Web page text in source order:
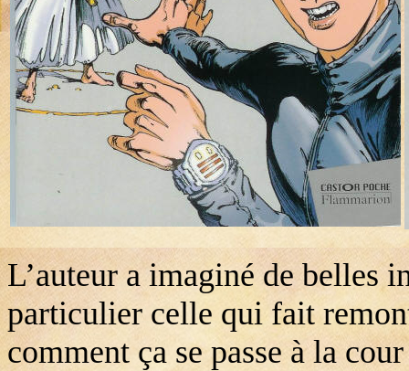
L’auteur a imaginé de belles
particulier celle qui fait
comment ça se passe à la